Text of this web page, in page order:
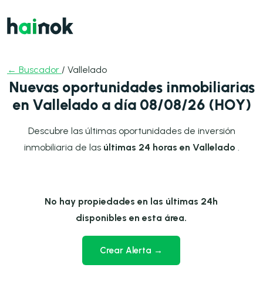
← Buscador / Vallelado
Nuevas oportunidades inmobiliarias
en Vallelado a día 08/08/26 (HOY)
Descubre las últimas oportunidades de inversión
inmobiliaria de las últimas 24 horas en Vallelado
No hay propiedades en las últimas 24h
disponibles en esta área.
Crear Alerta →